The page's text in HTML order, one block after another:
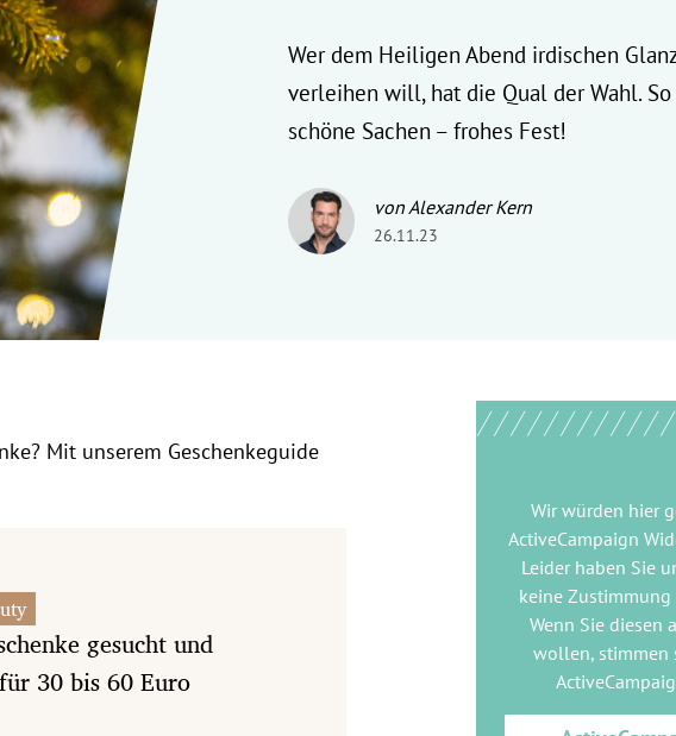
Wer dem Heiligen Abend irdischen
verleihen will, hat die Qual der Wahl.
schöne Sachen – frohes Fest!
von Alexander Kern
26.11.23
Mit unserem Geschenkeguide
gesucht und
30 bis 60 Euro
Wir würden hier
ActiveCampaign
Leider haben Sie
keine Zustimmung
Wenn Sie diesen
wollen, stimmen